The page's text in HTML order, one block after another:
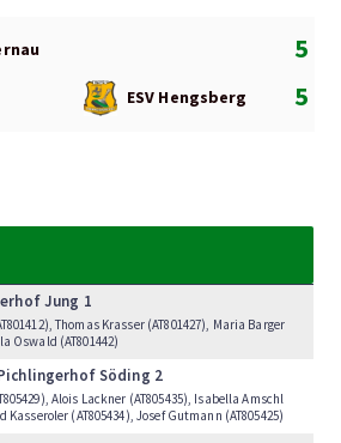
5
5
ESV Hengsberg
Jung 1
Thomas Krasser (AT801427), Maria Barger
Oswald (AT801442)
Söding 2
Alois Lackner (AT805435), Isabella Amschl
Kasseroler (AT805434), Josef Gutmann (AT805425)